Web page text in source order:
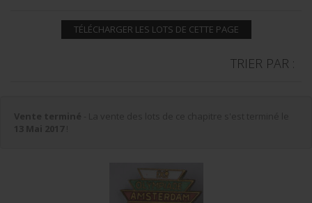
TÉLÉCHARGER LES LOTS DE CETTE PAGE
TRIER PAR :